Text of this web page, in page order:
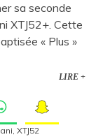
sa seconde
XTJ52+. Cette
« Plus »
LIRE +
, XTJ52